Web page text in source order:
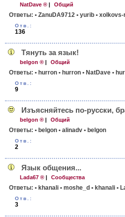
NatDave ® | Общий
Ответы: • ZanuDA9712 • yurib • xolkovs-
Отв.:
136
Тянуть за язык!
belgon ® | Общий
Ответы: • hurron • hurron • NatDave •
Отв.:
9
Изъясняйтесь по-русски,
belgon ® | Общий
Ответы: • belgon • alinadv • belgon
Отв.:
2
Язык общения...
Lada67 ® | Сообщества
Ответы: • khanali • moshe_d • khanali •
Отв.:
3